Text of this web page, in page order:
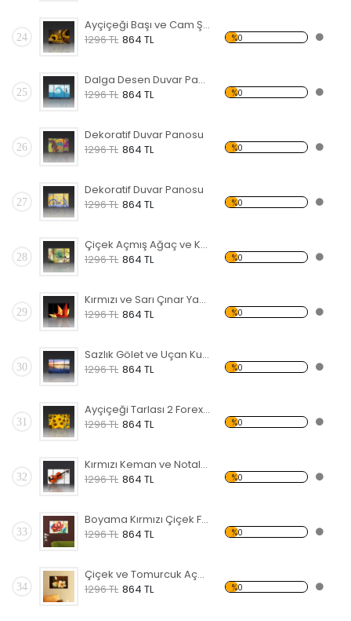
24
Ayçiçeği Başı ve Cam Şişe Forex Tablo
1296 TL 864 TL %0
25
Dalga Desen Duvar Panosu
1296 TL 864 TL %0
26
Dekoratif Duvar Panosu
1296 TL 864 TL %0
27
Dekoratif Duvar Panosu
1296 TL 864 TL %0
28
Çiçek Açmış Ağaç ve Kuş Forex Tablo
1296 TL 864 TL %0
29
Kırmızı ve Sarı Çınar Yaprağı Forex Tablo
1296 TL 864 TL %0
30
Sazlık Gölet ve Uçan Kuşlar Forex Tablo
1296 TL 864 TL %0
31
Ayçiçeği Tarlası 2 Forex Tablo
1296 TL 864 TL %0
32
Kırmızı Keman ve Notalar Forex Tablo
1296 TL 864 TL %0
33
Boyama Kırmızı Çiçek Forex Tablo
1296 TL 864 TL %0
34
Çiçek ve Tomurcuk Açmış Manolya Forex Tablo
1296 TL 864 TL %0